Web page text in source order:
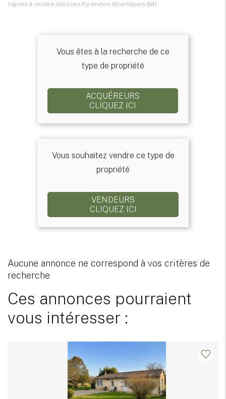
Vignes à vendre dans les Pyrénées-Atlantiques (64)
Vous êtes à la recherche de ce
type de propriété
ACQUÉREURS
CLIQUEZ ICI
Vous souhaitez vendre ce type de
propriété
VENDEURS
CLIQUEZ ICI
Aucune annonce ne correspond à vos critères de
recherche
Ces annonces pourraient
vous intéresser :